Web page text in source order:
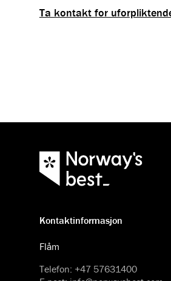
Ta kontakt for
Kontaktinformasjon
Flåm
Telefon: +47 57631400